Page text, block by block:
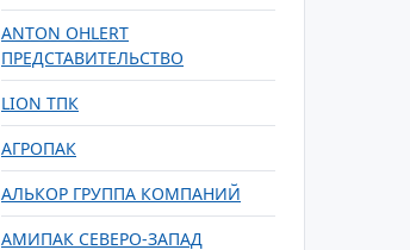
ANTON OHLERT
ПРЕДСТАВИТЕЛЬСТВО
LION ТПК
АГРОПАК
АЛЬКОР ГРУППА КОМПАНИЙ
АМИПАК СЕВЕРО-ЗАПАД